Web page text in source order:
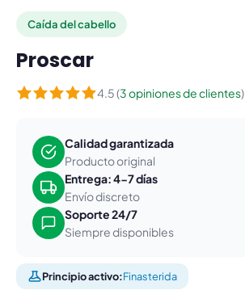
Caída del cabello
Proscar
4.5 (3 opiniones de clientes)
Calidad garantizada
Producto original
Entrega: 4-7 días
Envío discreto
Soporte 24/7
Siempre disponibles
Principio activo:Finasterida